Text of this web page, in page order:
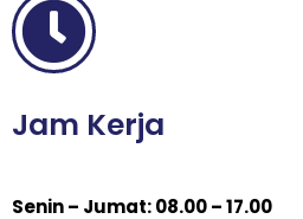
Jam Kerja
Senin – Jumat: 08.00 – 17.00